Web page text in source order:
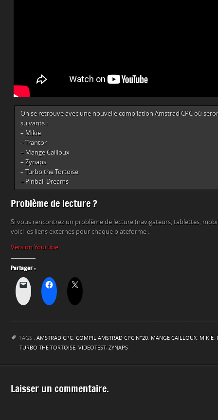
On se retrouve avec une nouvelle compilation Amstrad CPC où
suivants :
– Mikie
– Trantor
– Mange Cailloux
– Zynaps
– Turbo the Tortoise
– Pinball Dreams
Problème de lecture ?
Si vous rencontrez un problème de lecture (navigateurs, tablettes,
voici les liens externes pour chaque plateforme :
Version Youtube
Partager :
TAGS : AMSTRAD CPC, COMPIL AMSTRAD CPC N°20, MANGE CAILLOUX, MIKIE,
TURBO THE TORTOISE, VIDEOTEST, ZYNAPS
Laisser un commentaire.